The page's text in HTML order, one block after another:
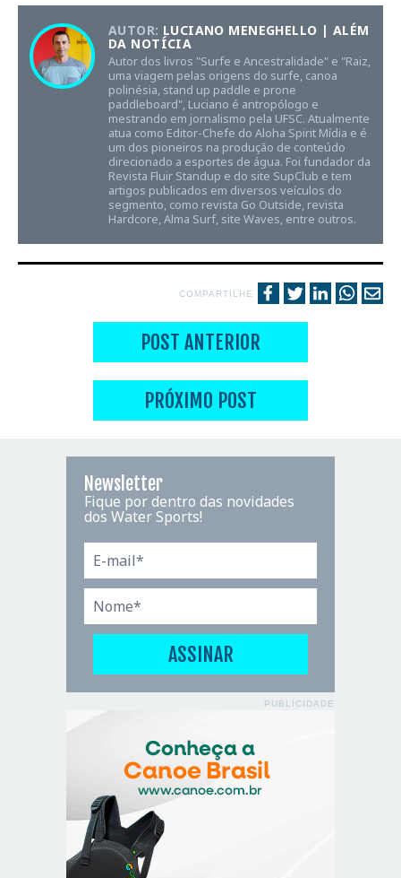
AUTOR: LUCIANO MENEGHELLO | ALÉM
DA NOTÍCIA
Autor dos livros "Surfe e Ancestralidade" e "Raiz,
uma viagem pelas origens do surfe, canoa
polinésia, stand up paddle e prone
paddleboard", Luciano é antropólogo e
mestrando em jornalismo pela UFSC. Atualmente
atua como Editor-Chefe do Aloha Spirit Mídia e é
um dos pioneiros na produção de conteúdo
direcionado a esportes de água. Foi fundador da
Revista Fluir Standup e do site SupClub e tem
artigos publicados em diversos veículos do
segmento, como revista Go Outside, revista
Hardcore, Alma Surf, site Waves, entre outros.
COMPARTILHE
POST ANTERIOR
PRÓXIMO POST
Newsletter
Fique por dentro das novidades
dos Water Sports!
PUBLICIDADE